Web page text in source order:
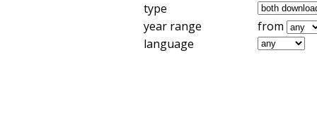
type
year range
from
language